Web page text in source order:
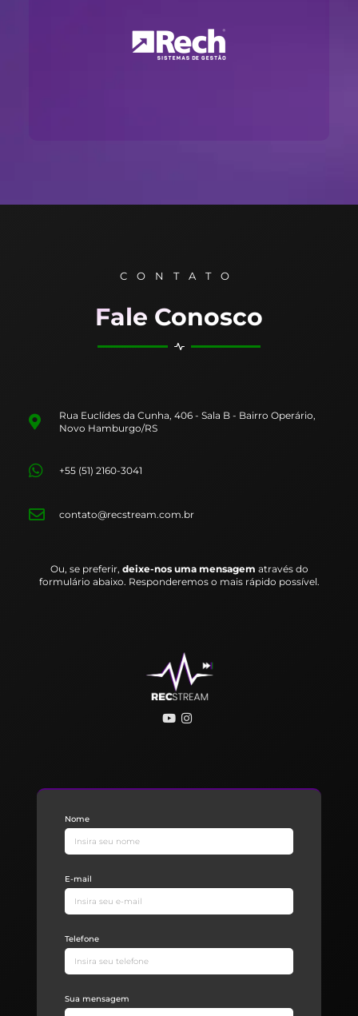
CONTATO
Fale Conosco
Rua Euclídes da Cunha, 406 - Sala B - Bairro Operário,
Novo Hamburgo/RS
+55 (51) 2160-3041
contato@recstream.com.br
Ou, se preferir, deixe-nos uma mensagem através do
formulário abaixo. Responderemos o mais rápido possível.
Nome
E-mail
Telefone
Sua mensagem